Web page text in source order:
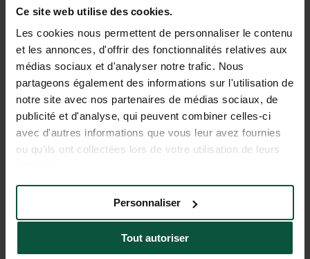
Ce site web utilise des cookies.
Les cookies nous permettent de personnaliser le contenu
et les annonces, d'offrir des fonctionnalités relatives aux
médias sociaux et d'analyser notre trafic. Nous
partageons également des informations sur l'utilisation de
notre site avec nos partenaires de médias sociaux, de
publicité et d'analyse, qui peuvent combiner celles-ci
avec d'autres informations que vous leur avez fournies
ou qu'ils ont collectées lors de votre utilisation de leurs
Tout autoriser
Personnaliser
snowboard